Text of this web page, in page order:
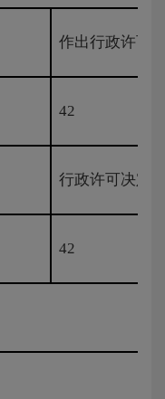
作出行政许可
42
行政许可决定
42